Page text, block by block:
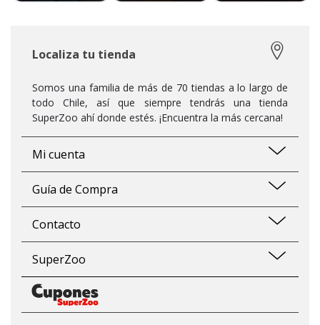
Localiza tu tienda
Somos una familia de más de 70 tiendas a lo largo de
todo Chile, así que siempre tendrás una tienda
SuperZoo ahí donde estés. ¡Encuentra la más cercana!
Mi cuenta
Guía de Compra
Contacto
SuperZoo